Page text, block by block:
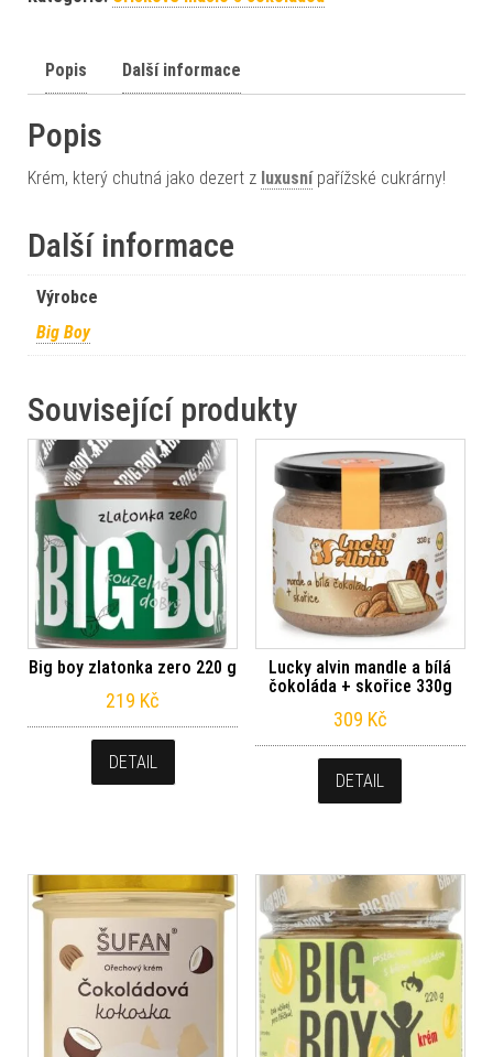
Popis Další informace
Popis
Krém, který chutná jako dezert z luxusnípařížské cukrárny!
Další informace
Výrobce
Big Boy
Související produkty
Big boy zlatonka zero 220 g
219 Kč
DETAIL
Lucky alvin mandle a bílá
čokoláda + skořice 330g
309 Kč
DETAIL